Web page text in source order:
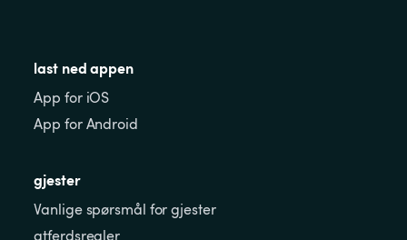
last ned appen
App for iOS
App for Android
gjester
Vanlige spørsmål for gjester
atferdsregler